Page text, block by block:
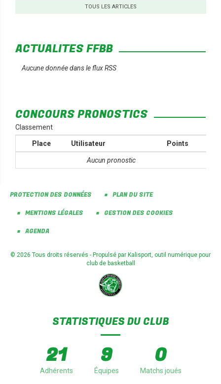
TOUS LES ARTICLES
ACTUALITÉS FFBB
Aucune donnée dans le flux RSS
CONCOURS PRONOSTICS
Classement
Place Utilisateur Points
Aucun pronostic
PROTECTION DES DONNÉES PLAN DU SITE
MENTIONS LÉGALES GESTION DES COOKIES
AGENDA
© 2026 Tous droits réservés - Propulsé par Kalisport, outil numérique pour
club de basketball
STATISTIQUES DU CLUB
21
Adhérents
9
Équipes
0
Matchs joués